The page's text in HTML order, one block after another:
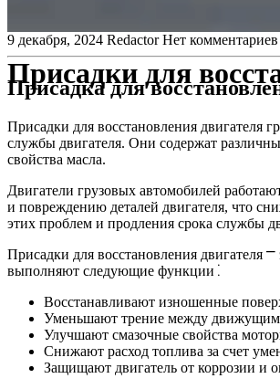
Присадки для
9 декабря, 2024 Redactor Нет комментариев
Присадка для
Присадки для восстановления двигателя
службы двигателя. Они содержат
свойства масла.
Двигатели грузовых автомобилей
и повреждению деталей двигателя, что
этих проблем и продления срока службы
Присадки для восстановления двигателя
выполняют следующие функции⁚
Восстанавливают изношенные
Уменьшают трение между
Улучшают смазочные свойства
Снижают расход топлива за счет
Защищают двигатель от коррозии и